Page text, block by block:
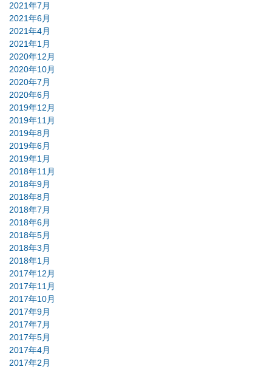
2021年7月
2021年6月
2021年4月
2021年1月
2020年12月
2020年10月
2020年7月
2020年6月
2019年12月
2019年11月
2019年8月
2019年6月
2019年1月
2018年11月
2018年9月
2018年8月
2018年7月
2018年6月
2018年5月
2018年3月
2018年1月
2017年12月
2017年11月
2017年10月
2017年9月
2017年7月
2017年5月
2017年4月
2017年2月